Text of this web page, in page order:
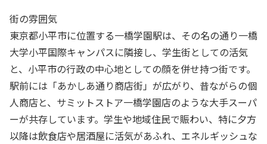
街の雰囲気
東京都小平市に位置する一橋学園駅は、その名の通り一橋
大学小平国際キャンパスに隣接し、学生街としての活気
と、小平市の行政の中心地としての顔を併せ持つ街です。
駅前には「あかしあ通り商店街」が広がり、昔ながらの個
人商店と、サミットストア一橋学園店のような大手スーパ
ーが共存しています。学生や地域住民で賑わい、特に夕方
以降は飲食店や居酒屋に活気があふれ、エネルギッシュな